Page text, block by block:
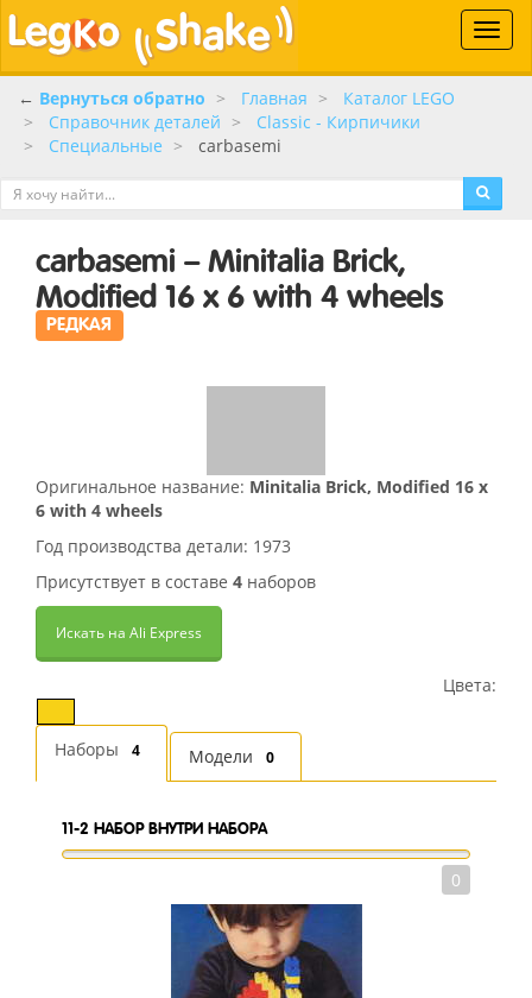
Toggle
← Вернуться обратно Главная
Каталог LEGO
Справочник деталей
Classic - Кирпичики
Специальные
carbasemi
carbasemi – Minitalia Brick,
Modified 16 x 6 with 4 wheels
РЕДКАЯ
Оригинальное название: Minitalia Brick, Modified 16 x
6 with 4 wheels
Год производства детали: 1973
Присутствует в составе 4 наборов
Искать на Ali Express
Цвета:
Наборы 4 Модели 0
11-2 НАБОР ВНУТРИ НАБОРА
0